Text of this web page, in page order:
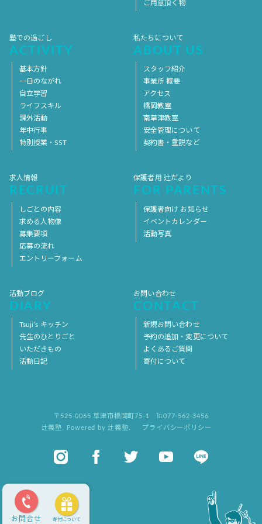
お問合せ 寄付について
ご用意頂く物
塾での過ごし
ACTIVITY
基本方針
一日のながれ
自立学習
ライフスキル
課外活動
年中行事
特別授業・SST
私たちについて
ABOUT US
スタッフ紹介
事業所 概要
アクセス
橋岡教室
南草津教室
安全管理について
契約書・重説など
求人情報
RECRUIT
しごとの内容
求める人物像
募集要項
応募の流れ
エントリーフォーム
保護者用 辻だより
FOR PARENTS
保護者向け お知らせ
イベントカレンダー
活動写真
活動ブログ
DIARY
Tsuji’s キッチン
先生のひとりごと
いただきもの
活動日記
お問い合わせ
CONTACT
新規お問い合わせ
予約の追加・変更について
よくあるご質問
寄付について
〒525-0065 草津市橋岡町75-1
℡077-562-3456
辻義塾
Powered by 辻義塾. プライバシーポリシー